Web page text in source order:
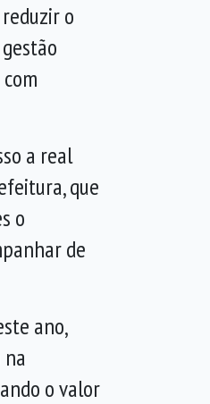
o
a real
que
o
de
ano,
o valor